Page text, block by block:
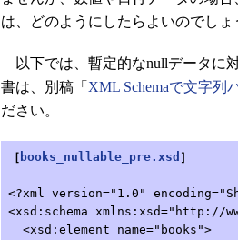
は、どのようにしたらよいのでしょ
以下では、暫定的なnullデータに
書は、別稿「 XML Schemaで文字列
ださい。
［ books_nullable_pre.xsd ］
<?xml version="1.0"
<xsd:schema xmlns:xsd="http://
<xsd:element name="books">